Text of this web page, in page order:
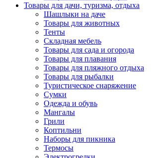
Товары для дачи, туризма, отдыха
Шашлыки на даче
Товары для животных
Тенты
Складная мебель
Товары для сада и огорода
Товары для плавания
Товары для пляжного отдыха
Товары для рыбалки
Туристическое снаряжение
Сумки
Одежда и обувь
Мангалы
Грили
Коптильни
Наборы для пикника
Термосы